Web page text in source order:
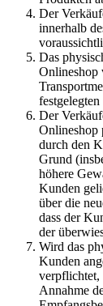
Der
innerhalb
Das
Onlineshop
Der
Onlineshop
durch den
Grund
höhere
Kunden
über die
dass der
der
Wird das
Kunden
verpflichtet,
Annahme